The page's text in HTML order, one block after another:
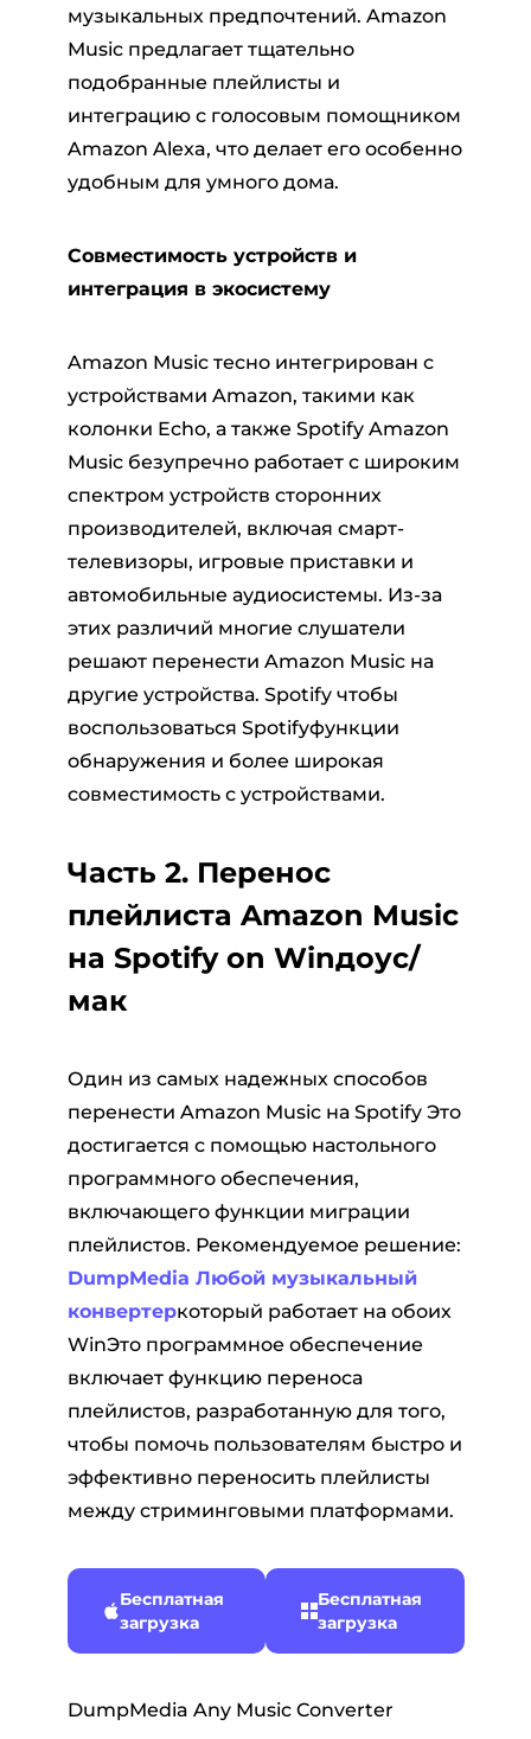
музыкальных предпочтений. Amazon
Music предлагает тщательно
подобранные плейлисты и
интеграцию с голосовым помощником
Amazon Alexa, что делает его особенно
удобным для умного дома.
Совместимость устройств и
интеграция в экосистему
Amazon Music тесно интегрирован с
устройствами Amazon, такими как
колонки Echo, а также Spotify Amazon
Music безупречно работает с широким
спектром устройств сторонних
производителей, включая смарт-
телевизоры, игровые приставки и
автомобильные аудиосистемы. Из-за
этих различий многие слушатели
решают перенести Amazon Music на
другие устройства. Spotify чтобы
воспользоваться Spotifyфункции
обнаружения и более широкая
совместимость с устройствами.
Часть 2. Перенос
плейлиста Amazon Music
на Spotify on Winдоус/
мак
Один из самых надежных способов
перенести Amazon Music на Spotify Это
достигается с помощью настольного
программного обеспечения,
включающего функции миграции
плейлистов. Рекомендуемое решение:
DumpMedia Любой музыкальный
конвертеркоторый работает на обоих
WinЭто программное обеспечение
включает функцию переноса
плейлистов, разработанную для того,
чтобы помочь пользователям быстро и
эффективно переносить плейлисты
между стриминговыми платформами.
Бесплатная
загрузка
Бесплатная
загрузка
DumpMedia Any Music Converter